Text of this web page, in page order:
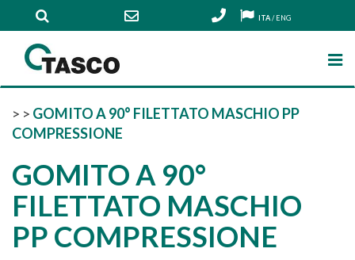
ITA/ENG
> > GOMITO A 90° FILETTATO MASCHIO PP
COMPRESSIONE
GOMITO A 90°
FILETTATO MASCHIO
PP COMPRESSIONE